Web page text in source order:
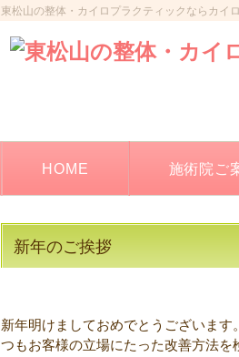
東松山の整体・カイロプラクティックならカイ
HOME 施術院ご
新年のご挨拶
新年明けましておめでとうございま
つもお客様の立場にたった改善方法